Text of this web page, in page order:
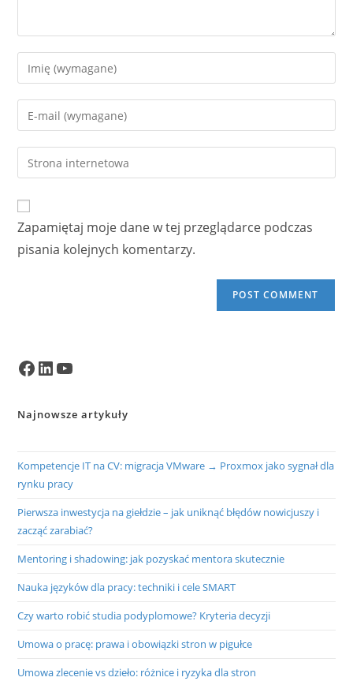
Enter
your
name
comment
Enter
your
email
address
Enter
your
URL
(optional)
Zapamiętaj moje dane w tej przeglądarce podczas
pisania kolejnych komentarzy.
Facebook
LinkedInYouTube
Najnowsze artykuły
Kompetencje IT na CV: migracja VMware → Proxmox jako sygnał dla
rynku pracy
Pierwsza inwestycja na giełdzie – jak uniknąć błędów nowicjuszy i
zacząć zarabiać?
Mentoring i shadowing: jak pozyskać mentora skutecznie
Nauka języków dla pracy: techniki i cele SMART
Czy warto robić studia podyplomowe? Kryteria decyzji
Umowa o pracę: prawa i obowiązki stron w pigułce
Umowa zlecenie vs dzieło: różnice i ryzyka dla stron